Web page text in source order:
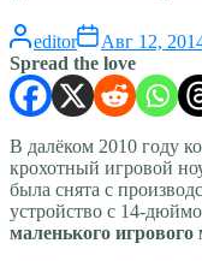
editor Авг 12,
Spread the love
В далёком 2010 году
крохотный игровой
была снята с
устройство с 14-
маленького